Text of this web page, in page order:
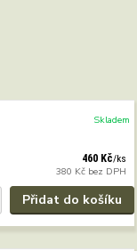
460 Kč/ks
380 Kč bez DPH
Skladem
Přidat do košíku